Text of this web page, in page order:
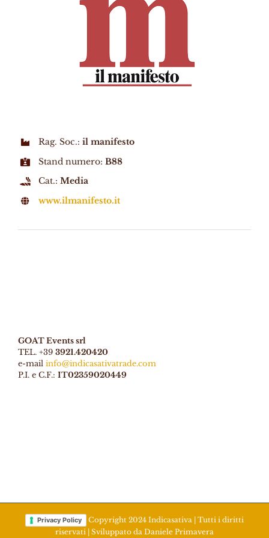
Rag. Soc.: il manifesto
Stand numero: B88
Cat.: Media
www.ilmanifesto.it
GOAT Events srl
TEL. +39 3921.420420
e-mail info@indicasativatrade.com
P.I. e C.F.: IT02359020449
Privacy Policy
Copyright 2024 Indicasativa | Tutti i diritti
riservati | Sviluppato da Daniele Primavera